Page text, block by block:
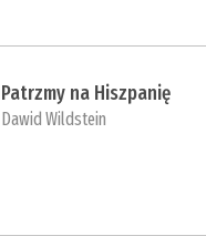
Patrzmy na Hiszpanię
Dawid Wildstein